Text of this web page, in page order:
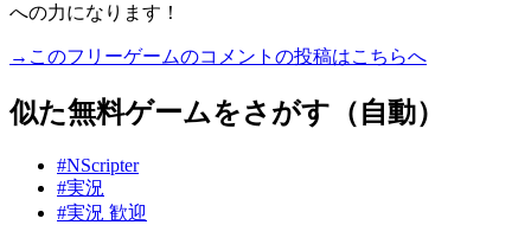
への力になります！
→このフリーゲームのコメントの投稿はこちらへ
似た無料ゲームをさがす（自動）
#NScripter
#実況
#実況 歓迎